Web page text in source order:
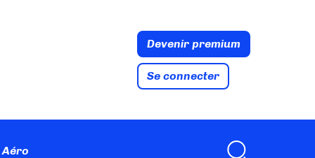
Devenir premium
Se connecter